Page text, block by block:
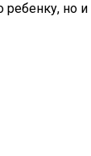
ребенку, но и